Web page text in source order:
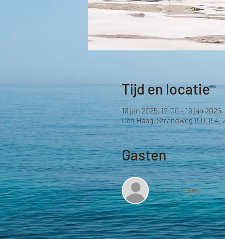
Tijd en locatie
18 jan 2025, 12:00 – 19 jan 2025,
Den Haag, Strandweg 150-154,
Gasten
Alles bekijken